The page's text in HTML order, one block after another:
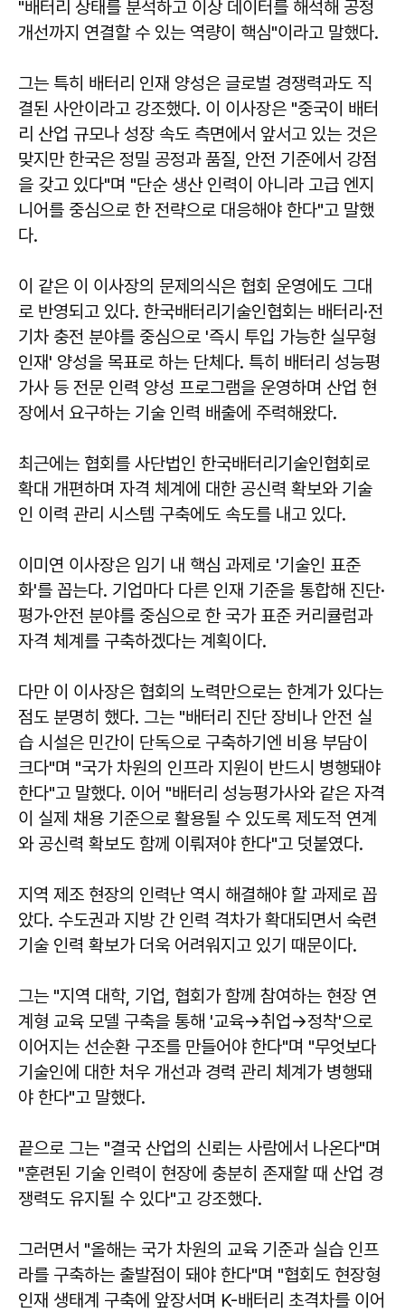
"배터리 상태를 분석하고 이상 데이터를 해석해 공정
개선까지 연결할 수 있는 역량이 핵심"이라고 말했다.
그는 특히 배터리 인재 양성은 글로벌 경쟁력과도 직
결된 사안이라고 강조했다. 이 이사장은 "중국이 배터
리 산업 규모나 성장 속도 측면에서 앞서고 있는 것은
맞지만 한국은 정밀 공정과 품질, 안전 기준에서 강점
을 갖고 있다"며 "단순 생산 인력이 아니라 고급 엔지
니어를 중심으로 한 전략으로 대응해야 한다"고 말했
다.
이 같은 이 이사장의 문제의식은 협회 운영에도 그대
로 반영되고 있다. 한국배터리기술인협회는 배터리·전
기차 충전 분야를 중심으로 '즉시 투입 가능한 실무형
인재' 양성을 목표로 하는 단체다. 특히 배터리 성능평
가사 등 전문 인력 양성 프로그램을 운영하며 산업 현
장에서 요구하는 기술 인력 배출에 주력해왔다.
최근에는 협회를 사단법인 한국배터리기술인협회로
확대 개편하며 자격 체계에 대한 공신력 확보와 기술
인 이력 관리 시스템 구축에도 속도를 내고 있다.
이미연 이사장은 임기 내 핵심 과제로 '기술인 표준
화'를 꼽는다. 기업마다 다른 인재 기준을 통합해 진단·
평가·안전 분야를 중심으로 한 국가 표준 커리큘럼과
자격 체계를 구축하겠다는 계획이다.
다만 이 이사장은 협회의 노력만으로는 한계가 있다는
점도 분명히 했다. 그는 "배터리 진단 장비나 안전 실
습 시설은 민간이 단독으로 구축하기엔 비용 부담이
크다"며 "국가 차원의 인프라 지원이 반드시 병행돼야
한다"고 말했다. 이어 "배터리 성능평가사와 같은 자격
이 실제 채용 기준으로 활용될 수 있도록 제도적 연계
와 공신력 확보도 함께 이뤄져야 한다"고 덧붙였다.
지역 제조 현장의 인력난 역시 해결해야 할 과제로 꼽
았다. 수도권과 지방 간 인력 격차가 확대되면서 숙련
기술 인력 확보가 더욱 어려워지고 있기 때문이다.
그는 "지역 대학, 기업, 협회가 함께 참여하는 현장 연
계형 교육 모델 구축을 통해 '교육→취업→정착'으로
이어지는 선순환 구조를 만들어야 한다"며 "무엇보다
기술인에 대한 처우 개선과 경력 관리 체계가 병행돼
야 한다"고 말했다.
끝으로 그는 "결국 산업의 신뢰는 사람에서 나온다"며
"훈련된 기술 인력이 현장에 충분히 존재할 때 산업 경
쟁력도 유지될 수 있다"고 강조했다.
그러면서 "올해는 국가 차원의 교육 기준과 실습 인프
라를 구축하는 출발점이 돼야 한다"며 "협회도 현장형
인재 생태계 구축에 앞장서며 K-배터리 초격차를 이어